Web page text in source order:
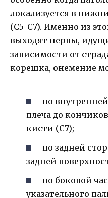
локализуется в
(С5-С7). Именно из
выходят нервы,
зависимости от
корешка, онемение
по
плеча до
кисти (С7);
по задней
задней
по боковой
указательного